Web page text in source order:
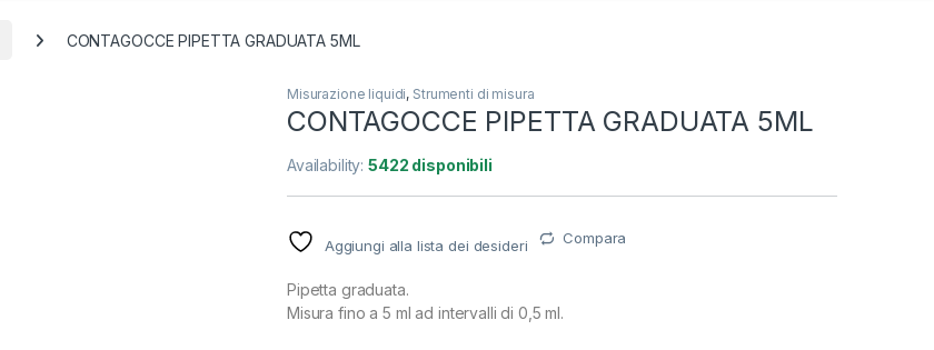
CONTAGOCCE PIPETTA GRADUATA 5ML
Misurazione liquidi, Strumenti di misura
CONTAGOCCE PIPETTA GRADUATA 5ML
Availability:5422 disponibili
Aggiungi alla lista dei desideri Compara
Pipetta graduata.
Misura fino a 5 ml ad intervalli di 0,5 ml.